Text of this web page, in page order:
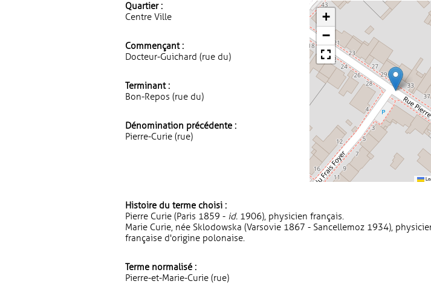
Quartier :
Centre Ville
Commençant :
Docteur-Guichard (rue du)
Terminant :
Bon-Repos (rue du)
Dénomination précédente :
Pierre-Curie (rue)
+
−
Histoire du terme choisi :
Pierre Curie (Paris 1859 - id. 1906), physicien français.
Marie Curie, née Sklodowska (Varsovie 1867 - Sancellemoz 1934),
française d'origine polonaise.
Terme normalisé :
Pierre-et-Marie-Curie (rue)